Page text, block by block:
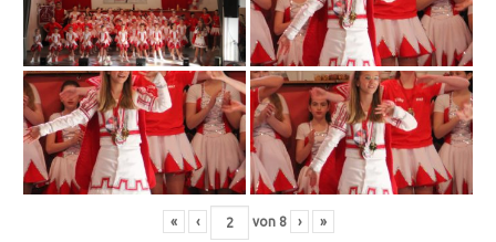
« ‹ von 8 › »